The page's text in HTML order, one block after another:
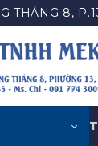
THÁNG 8,